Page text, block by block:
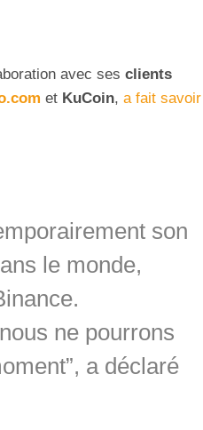
avec ses clients
et KuCoin, a fait savoir
son
le monde,
ne pourrons
a déclaré